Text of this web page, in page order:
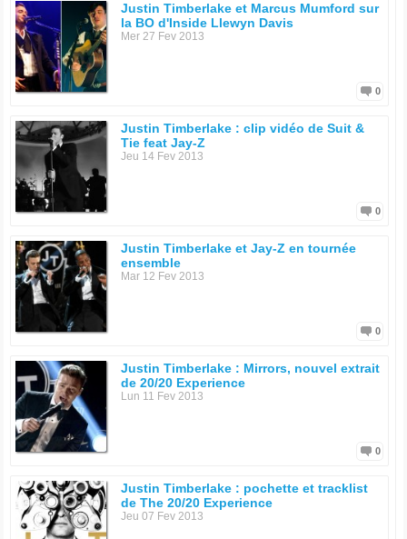
Justin Timberlake et Marcus Mumford sur
la BO d'Inside Llewyn Davis
Mer 27 Fev 2013
0
Justin Timberlake : clip vidéo de Suit &
Tie feat Jay-Z
Jeu 14 Fev 2013
0
Justin Timberlake et Jay-Z en tournée
ensemble
Mar 12 Fev 2013
0
Justin Timberlake : Mirrors, nouvel extrait
de 20/20 Experience
Lun 11 Fev 2013
0
Justin Timberlake : pochette et tracklist
de The 20/20 Experience
Jeu 07 Fev 2013